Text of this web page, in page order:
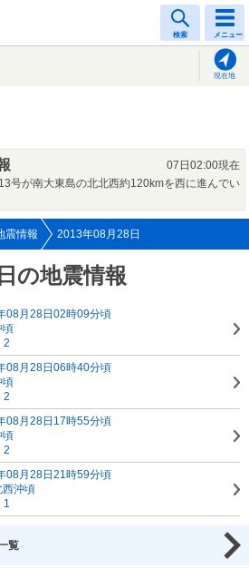
検索 メニュー
現在地
07日02:00現在
号が南大東島の北北西約120kmを西に進んでい
震情報 2013年08月28日
の地震情報
08月28日02時09分頃
頃
2
08月28日06時40分頃
頃
2
08月28日17時55分頃
頃
2
08月28日21時59分頃
西沖頃
1
覧